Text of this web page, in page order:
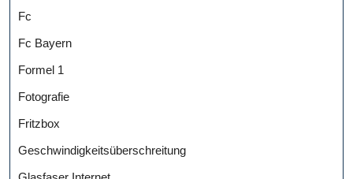
Fc
Fc Bayern
Formel 1
Fotografie
Fritzbox
Geschwindigkeitsüberschreitung